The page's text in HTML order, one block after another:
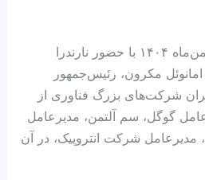
این اجلاس پنج‌شنبه ۳۰ بهمن‌ماه ۱۴۰۴ با حضور نارندرا
مکرون، رئیس‌جمهور
شرکت‌های بزرگ فناوری از
گوگل، سم آلتمن، مدیرعامل
مدیرعامل شرکت انتروپیک، در آن